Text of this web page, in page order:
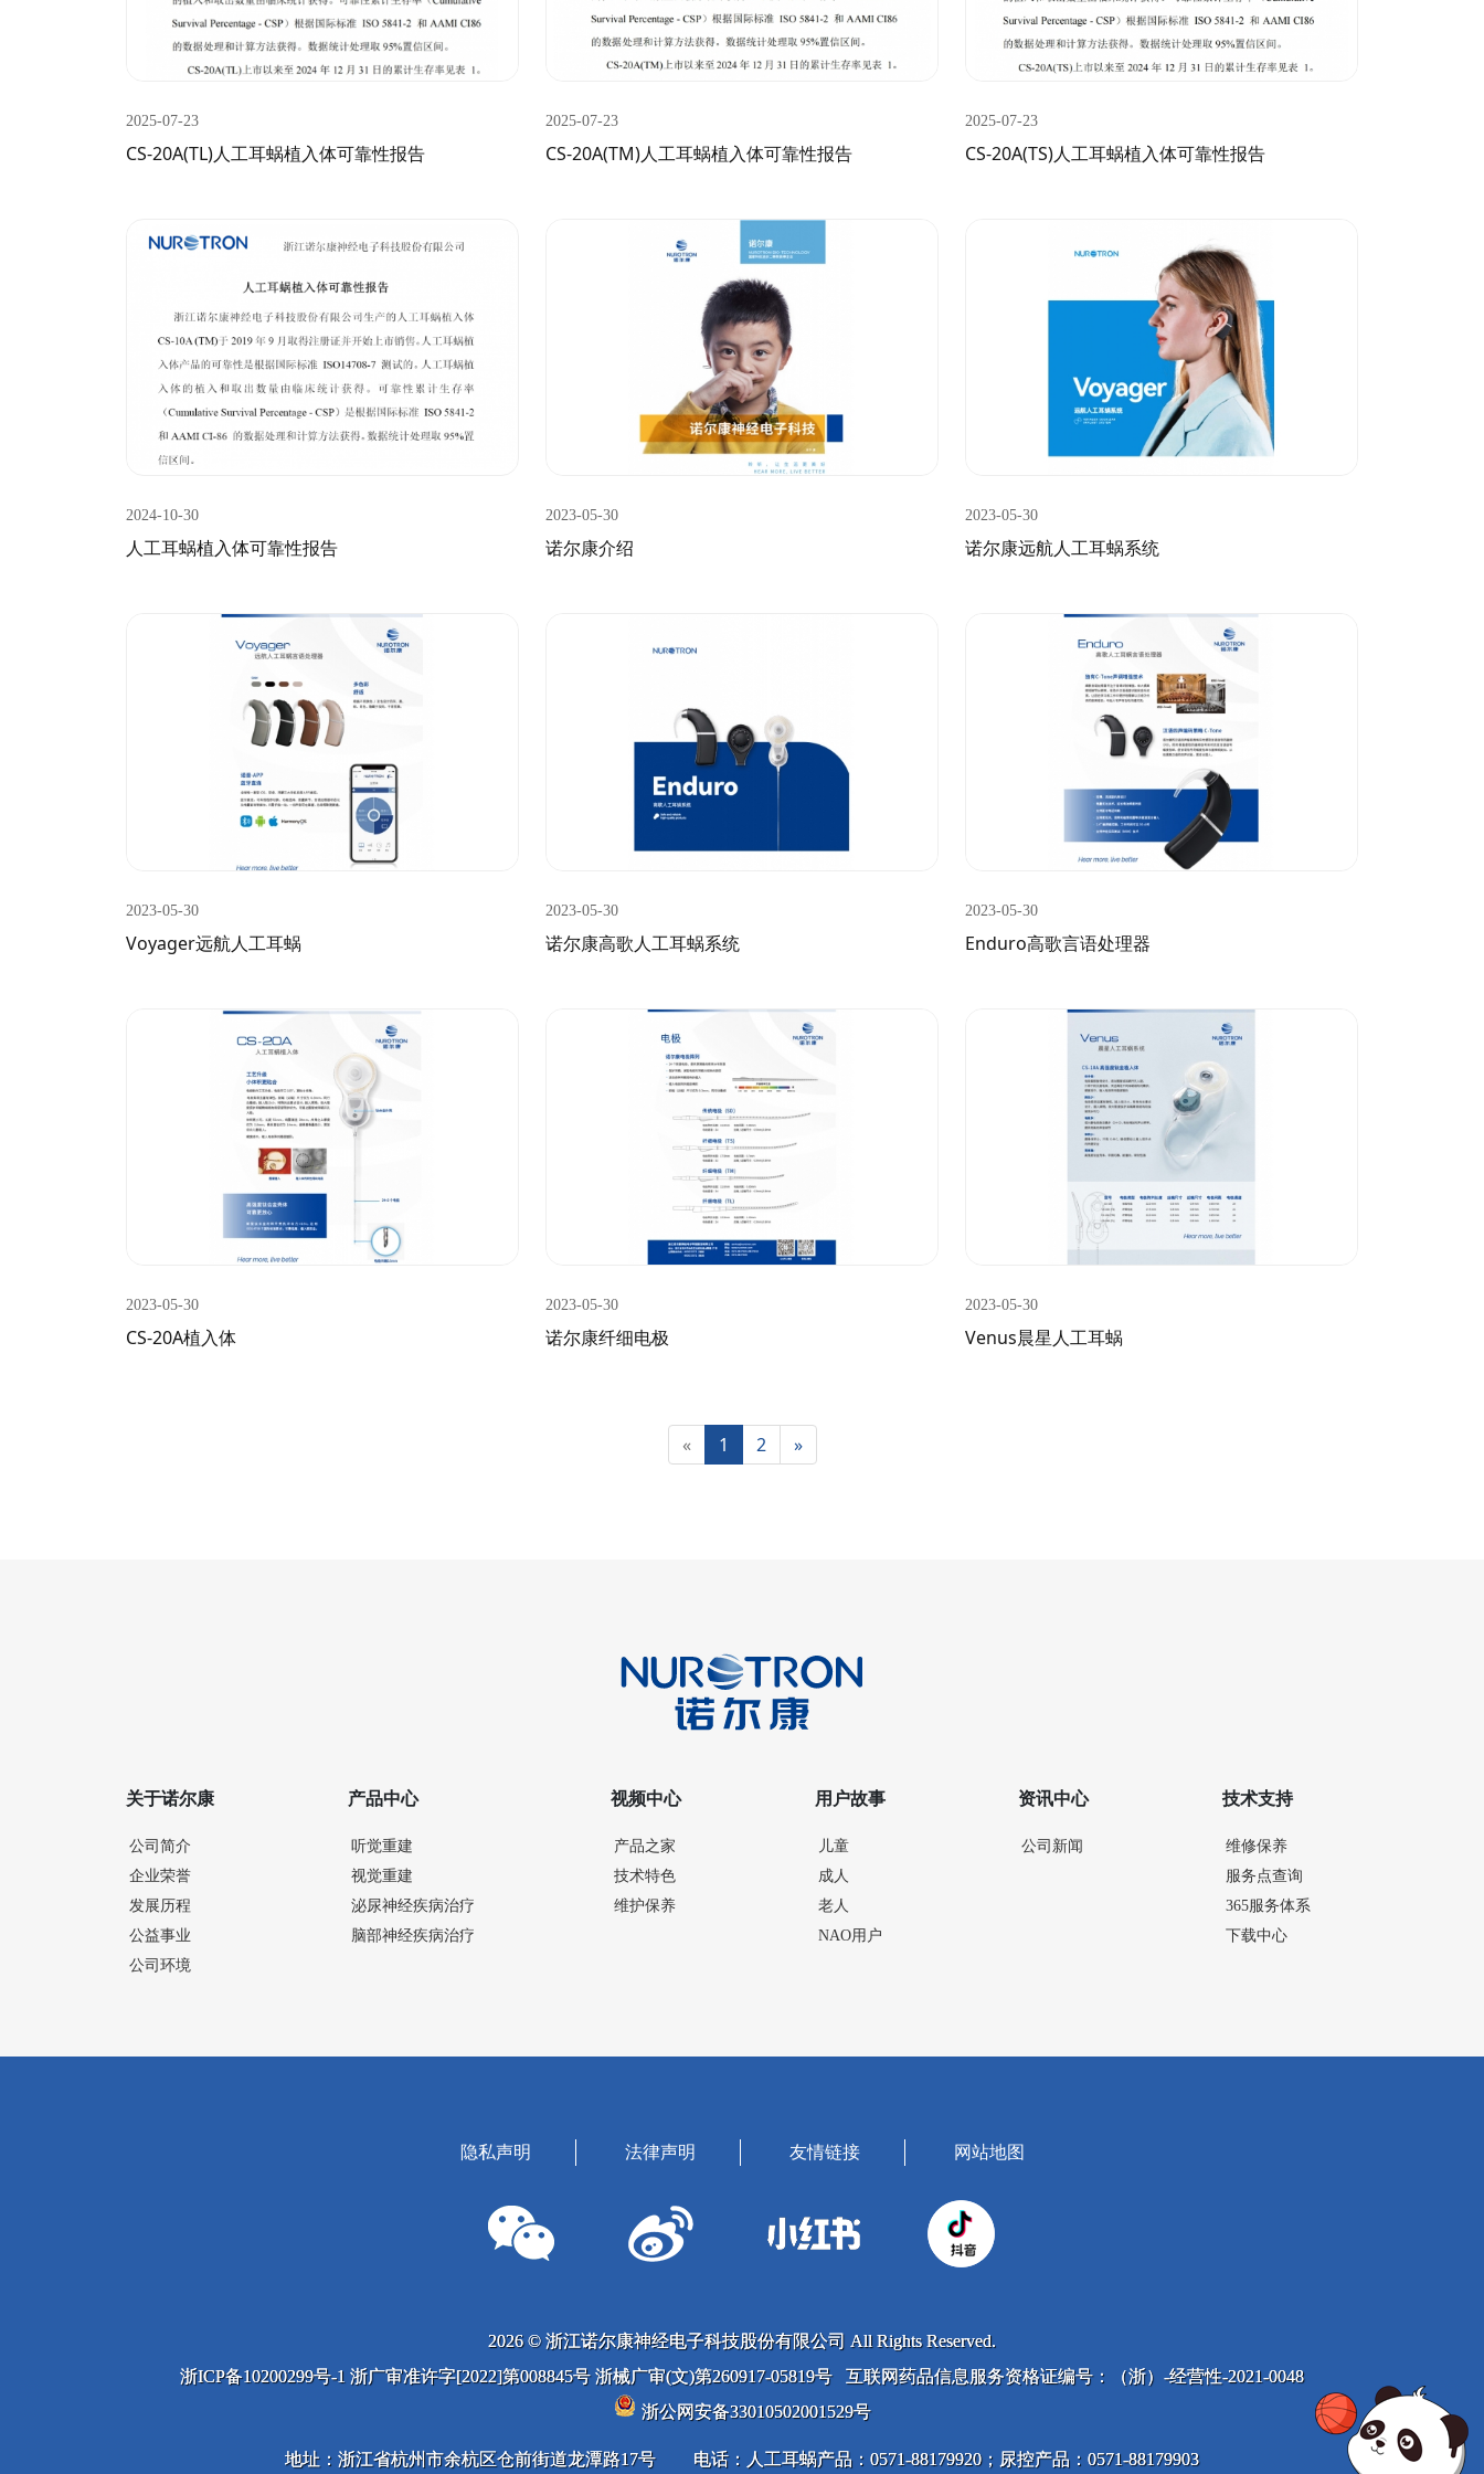
2025-07-23
CS-20A(TL)人工耳蜗植入体可靠性报告
2025-07-23
CS-20A(TM)人工耳蜗植入体可靠性报告
2025-07-23
CS-20A(TS)人工耳蜗植入体可靠性报告
2024-10-30
人工耳蜗植入体可靠性报告
2023-05-30
诺尔康介绍
2023-05-30
诺尔康远航人工耳蜗系统
2023-05-30
Voyager远航人工耳蜗
2023-05-30
诺尔康高歌人工耳蜗系统
2023-05-30
Enduro高歌言语处理器
2023-05-30
CS-20A植入体
2023-05-30
诺尔康纤细电极
2023-05-30
Venus晨星人工耳蜗
« 1 2 »
关于诺尔康
公司简介
企业荣誉
发展历程
公益事业
公司环境
产品中心
听觉重建
视觉重建
泌尿神经疾病治疗
脑部神经疾病治疗
视频中心
产品之家
技术特色
维护保养
用户故事
儿童
成人
老人
NAO用户
资讯中心
公司新闻
技术支持
维修保养
服务点查询
365服务体系
下载中心
隐私声明 法律声明 友情链接 网站地图
2026 © 浙江诺尔康神经电子科技股份有限公司 All Rights Reserved.
浙ICP备10200299号-1 浙广审准许字[2022]第008845号 浙械广审(文)第260917-05819号 互联网药品信息服务资格证编号：（浙）-经营性-2021-0048
浙公网安备33010502001529号
地址：浙江省杭州市余杭区仓前街道龙潭路17号 电话：人工耳蜗产品：0571-88179920；尿控产品：0571-88179903